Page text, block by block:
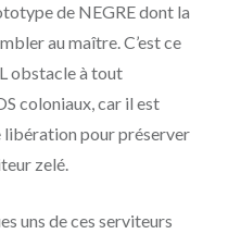
de NEGRE dont la
au maître. C’est ce
obstacle à tout
coloniaux, car il est
pour préserver
zelé.
uns de ces serviteurs